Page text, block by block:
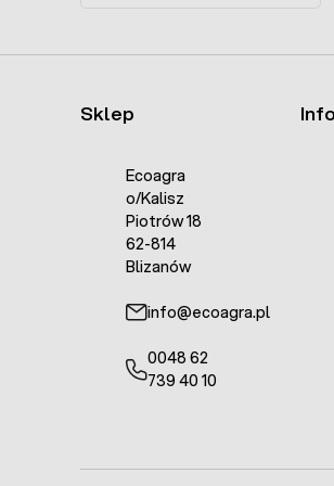
Sklep
Ecoagra
o/Kalisz
Piotrów 18
62-814
Blizanów
info@ecoagra.pl
0048 62
739 40 10